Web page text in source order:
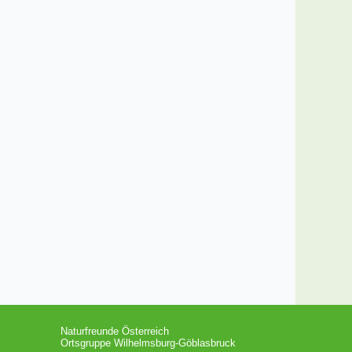
Naturfreunde Österreich
Ortsgruppe Wilhelmsburg-Göblasbruck